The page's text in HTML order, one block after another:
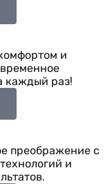
и
каждый раз!
преображение с
и